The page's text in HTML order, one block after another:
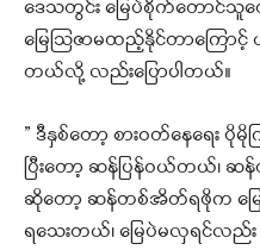
ဒေသတွင်း မြေပဲစိုက်တောင်သူ
မြေသြဇာမထည့်နိုင်တာကြောင့်
တယ်လို့ လည်းပြောပါတယ်။
” ဒီနှစ်တော့ စားဝတ်နေရေး ပိုမို
ပြီးတော့ ဆန်ပြန်ဝယ်တယ်၊
ဆိုတော့ ဆန်တစ်အိတ်ရဖိုက မြ
ရသေးတယ်၊ မြေပဲမလှရင်လ